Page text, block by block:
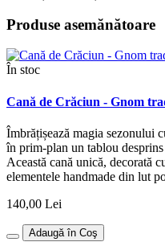
Produse asemănătoare
În stoc
Cană de Crăciun - Gnom
Îmbrățișează magia sezonului
în prim-plan un tablou
Această cană unică, decorată
elementele handmade din lut
140,00 Lei
Adaugă în Coş